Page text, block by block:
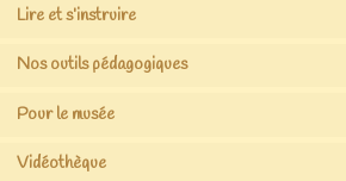
Lire et s’instruire
Nos outils pédagogiques
Pour le musée
Vidéothèque